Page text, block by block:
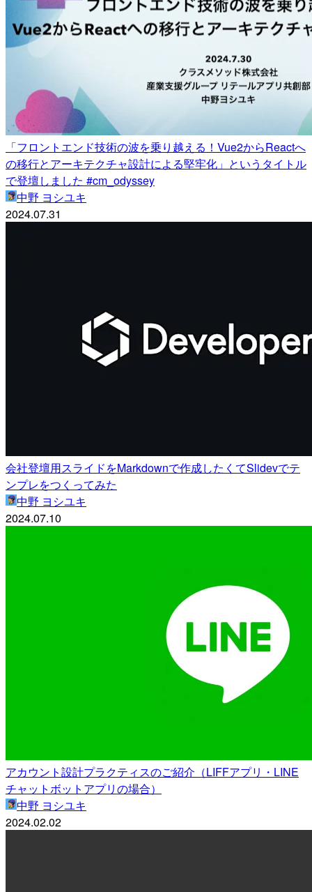
「フロントエンド技術の波を乗り越える！Vue2からReactへ
の移行とアーキテクチャ設計による堅牢化」というタイトル
で登壇しました #cm_odyssey
中野 ヨシユキ
2024.07.31
会社登壇用スライドをMarkdownで作成したくてSlidevでテ
ンプレをつくってみた
中野 ヨシユキ
2024.07.10
アカウント設計プラクティスのご紹介（LIFFアプリ・LINE
チャットボットアプリの場合）
中野 ヨシユキ
2024.02.02